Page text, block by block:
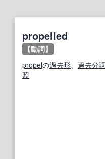
propelled
【動詞】
propelの過去形、 過去分詞
照